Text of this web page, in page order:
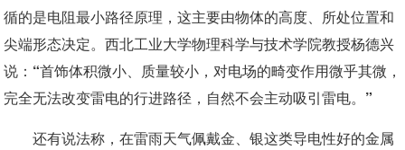
循的是电阻最小路径原理，这主要由物体的高度、所处位置和
尖端形态决定。西北工业大学物理科学与技术学院教授杨德兴
说： “首饰体积微小、质量较小，对电场的畸变作用微乎其微，
完全无法改变雷电的行进路径，自然不会主动吸引雷电。”
还有说法称，在雷雨天气佩戴金、银这类导电性好的金属